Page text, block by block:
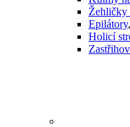
Žehličky
Epilátory,
Holicí